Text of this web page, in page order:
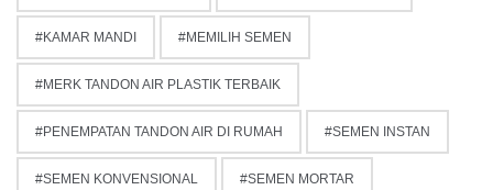
KAMAR MANDI MEMILIH SEMEN
MERK TANDON AIR PLASTIK TERBAIK
PENEMPATAN TANDON AIR DI RUMAH SEMEN INSTAN
SEMEN KONVENSIONAL SEMEN MORTAR